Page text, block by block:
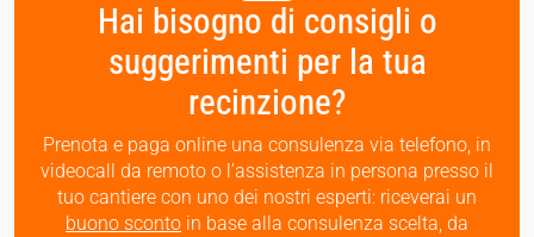
Hai bisogno di consigli o
suggerimenti per la tua
recinzione?
Prenota e paga online una consulenza via telefono, in
videocall da remoto o l’assistenza in persona presso il
tuo cantiere con uno dei nostri esperti: riceverai un
buono sconto in base alla consulenza scelta, da